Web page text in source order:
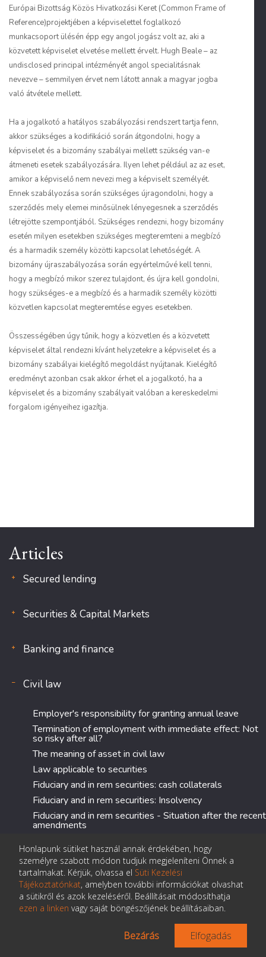
Európai Bizottság Közös Hivatkozási Keret (Common Frame of
Reference)projektjében a képviselettel foglalkozó
munkacsoport ülésén épp egy angol jogász volt az, aki a
közvetett képviselet elvetése mellett érvelt. Hugh Beale – az
undisclosed principal intézményét angol specialitásnak
nevezve – semmilyen érvet nem látott annak a magyar jogba
való átvétele mellett.
Ha a jogalkotó a hatályos szabályozási rendszert tartja fenn,
akkor szükséges a kodifikáció során átgondolni, hogy a
képviselet és a bizomány szabályai mellett szükség van-e
átmeneti esetek szabályozására. Ilyen lehet például az az eset,
amikor a képviselő nem nevezi meg a képviselt személyét.
Ennek szabályozása során szükséges újragondolni, hogy a
szerződés mely elemei minősülnek lényegesnek a szerződés
létrejötte szempontjából. Szükséges rendezni, hogy bizomány
esetén milyen esetekben szükséges megteremteni a megbízó
és a harmadik személy közötti kapcsolat lehetőségét. A
bizomány újraszabályozása során egyértelművé kell tenni,
hogy a megbízó mikor szerez tulajdont, és újra kell gondolni,
hogy szükséges-e a megbízó és a harmadik személy közötti
közvetlen kapcsolat megteremtése egyes esetekben.
Összességében úgy tűnik, hogy a közvetlen és a közvetett
képviselet által rendezni kívánt helyzetekre a képviselet és a
bizomány szabályai kielégítő megoldást nyújtanak. Kielégítő
eredményt azonban csak akkor érhet el a jogalkotó, ha a
képviselet és a bizomány szabályait valóban a kereskedelmi
forgalom igényeihez igazítja.
Articles
Secured lending
Securities & Capital Markets
Banking and finance
Civil law
Employer's responsibility for granting annual leave
Termination of employment with immediate effect: Not
so risky after all?
The meaning of asset in civil law
Law applicable to securities
Fiduciary and in rem securities: cash collaterals
Fiduciary and in rem securities: Insolvency
Fiduciary and in rem securities - Situation after the recent
amendments
Charge on future receivables
Loan agreements (Part II.)
Loan agreements (Part I.)
Current accounts and bank accounts
Honlapunk sütiket használ annak érdekében, hogy
személyre szabott módon tudjuk megjeleníteni Önnek a
tartalmakat. Kérjük, olvassa el Süti Kezelési
Tájékoztatónkat, amelyben további információkat olvashat
a sütikről és azok kezeléséről. Beállításait módosíthatja
ezen a linken vagy saját böngészőjének beállításaiban.
Bezárás Elfogadás